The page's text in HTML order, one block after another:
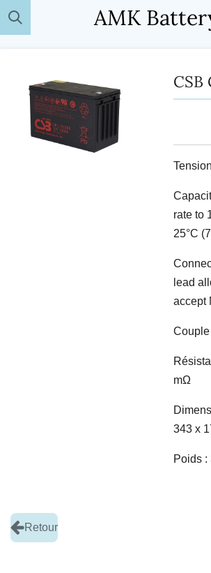
Passer
au
AMK
CSB
rate to
25°C
lead
accept
mΩ
343 x
Poids :
Retour